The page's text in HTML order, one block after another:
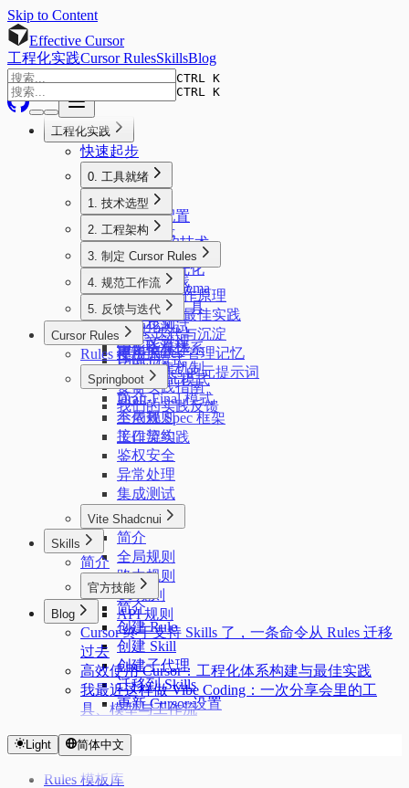
Skip to Content
Effective Cursor
工程化实践Cursor RulesSkillsBlog
CTRL K
CTRL K
工程化实践
快速起步
0. 工具就绪
简介
安装与配置
扩展程序
模型选择
MCP 工具
协作软件
1. 技术选型
简介
AI 友好的技术
前端技术栈
后端技术栈
标记语言
2. 工程架构
简介
项目结构优化
数据库 Schema
静态分析工具
自动化测试
CI/CD 流程
3. 制定 Cursor Rules
简介
Rules 的工作原理
Rules 编写最佳实践
Rules 迭代与沉淀
使用 Rules 管理记忆
生成 Rules 的元提示词
4. 规范工作流
简介
模式总览
上下文管理
Direct 模式
Document 模式
Draft-Final 模式
不依赖 Spec 框架
工作流实践
5. 反馈与迭代
简介
量化指标体系
反馈收集机制
复盘实践指南
我们的实践反馈
Cursor Rules
Rules 模板库
Springboot
简介
全局规则
接口契约
鉴权安全
异常处理
集成测试
Vite Shadcnui
简介
全局规则
路由规则
UI 规则
API 规则
Skills
简介
官方技能
简介
创建 Rule
创建 Skill
创建子代理
迁移到 Skills
更新 Cursor 设置
Blog
Cursor 终于支持 Skills 了，一条命令从 Rules 迁移
过去
高效使用 Cursor：工程化体系构建与最佳实践
我最近这样做 Vibe Coding：一次分享会里的工
具、模型与工作流
Light 简体中文
Rules 模板库